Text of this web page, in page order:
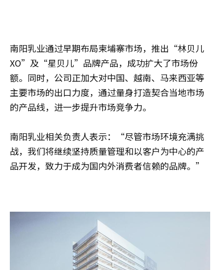
南阳乳业通过早期布局柬埔寨市场，推出“林贝儿
XO”及“星贝儿”品牌产品，成功扩大了市场份
额。同时，公司正加大对中国、越南、马来西亚等
主要市场的出口力度，通过量身打造契合当地市场
的产品线，进一步提升市场竞争力。
南阳乳业相关负责人表示：“尽管市场环境充满挑
战，我们将继续坚持质量管理和以客户为中心的产
品开发，致力于成为国内外消费者信赖的品牌。”